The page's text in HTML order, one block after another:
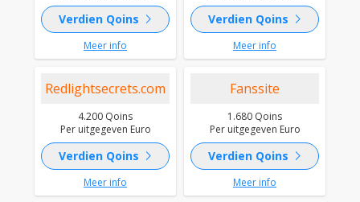
Verdien Qoins chevron_right
Meer info
Verdien Qoins chevron_right
Meer info
Redlightsecrets.com
4.200 Qoins
Per uitgegeven Euro
Verdien Qoins chevron_right
Meer info
Fanssite
1.680 Qoins
Per uitgegeven Euro
Verdien Qoins chevron_right
Meer info